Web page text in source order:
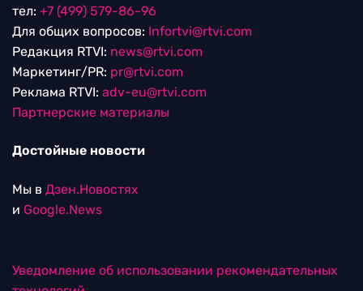
тел: +7 (499) 579-86-96
Для общих вопросов: Infortvi@rtvi.com
Редакция RTVI: news@rtvi.com
Маркетинг/PR: pr@rtvi.com
Реклама RTVI: adv-eu@rtvi.com
Партнерские материалы
Достойные новости
Мы в Дзен.Новостях
и Google.News
Уведомление об использовании рекомендательных